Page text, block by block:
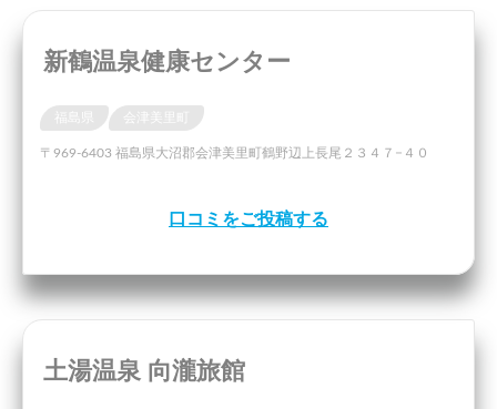
新鶴温泉健康センター
会津美里町
〒969-6403 福島県大沼郡会津美里町鶴野辺上長尾２３４７−４０
口コミをご投稿する
土湯温泉 向瀧旅館